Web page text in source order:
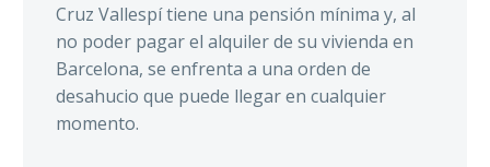
Cruz Vallespítiene una pensión mínima y, al
no poder pagar el alquiler de su vivienda en
Barcelona, se enfrenta a una orden de
desahucio que puede llegar en cualquier
momento.